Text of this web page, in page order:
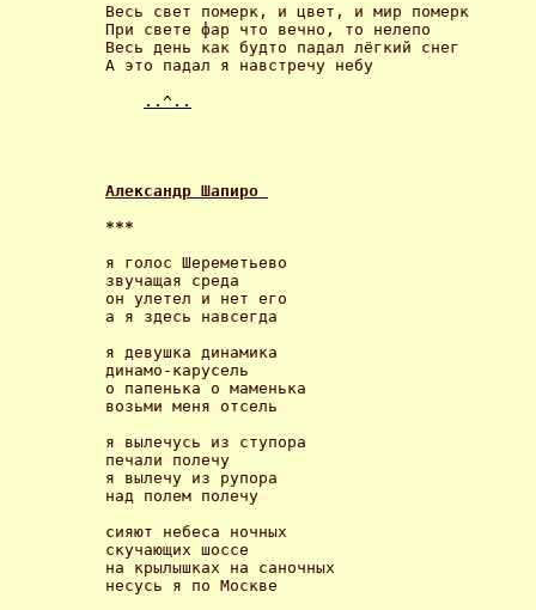
Весь свет померк, и цвет, и мир померк
При свете фар что вечно, то нелепо
Весь день как будто падал лёгкий снег
А это падал я навстречу небу
..^..
Александр Шапиро
***
я голос Шереметьево
звучащая среда
он улетел и нет его
а я здесь навсегда
я девушка динамика
динамо-карусель
о папенька о маменька
возьми меня отсель
я вылечусь из ступора
печали полечу
я вылечу из рупора
над полем полечу
сияют небеса ночных
скучающих шоссе
на крылышках на саночных
несусь я по Москве